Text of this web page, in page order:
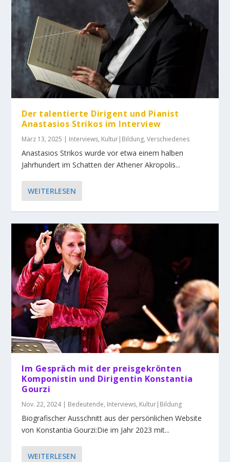
Der talentierte Dirigent und Pianist
Anastasios Strikos im Interview
März 13, 2025 | Interviews, Kultur|Bildung,Verschiedenes
Anastasios Strikos wurde vor etwa einem halben
Jahrhundert im Schatten der Athener Akropolis...
WEITERLESEN
Im Gespräch mit der preisgekrönten
Komponistin und Dirigentin Konstantia
Gourzi
Nov. 22, 2024| Bedeutende, Interviews, Kultur|Bildung
Biografischer Ausschnitt aus der persönlichen Website
von Konstantia Gourzi:Die im Jahr 2023 mit...
WEITERLESEN